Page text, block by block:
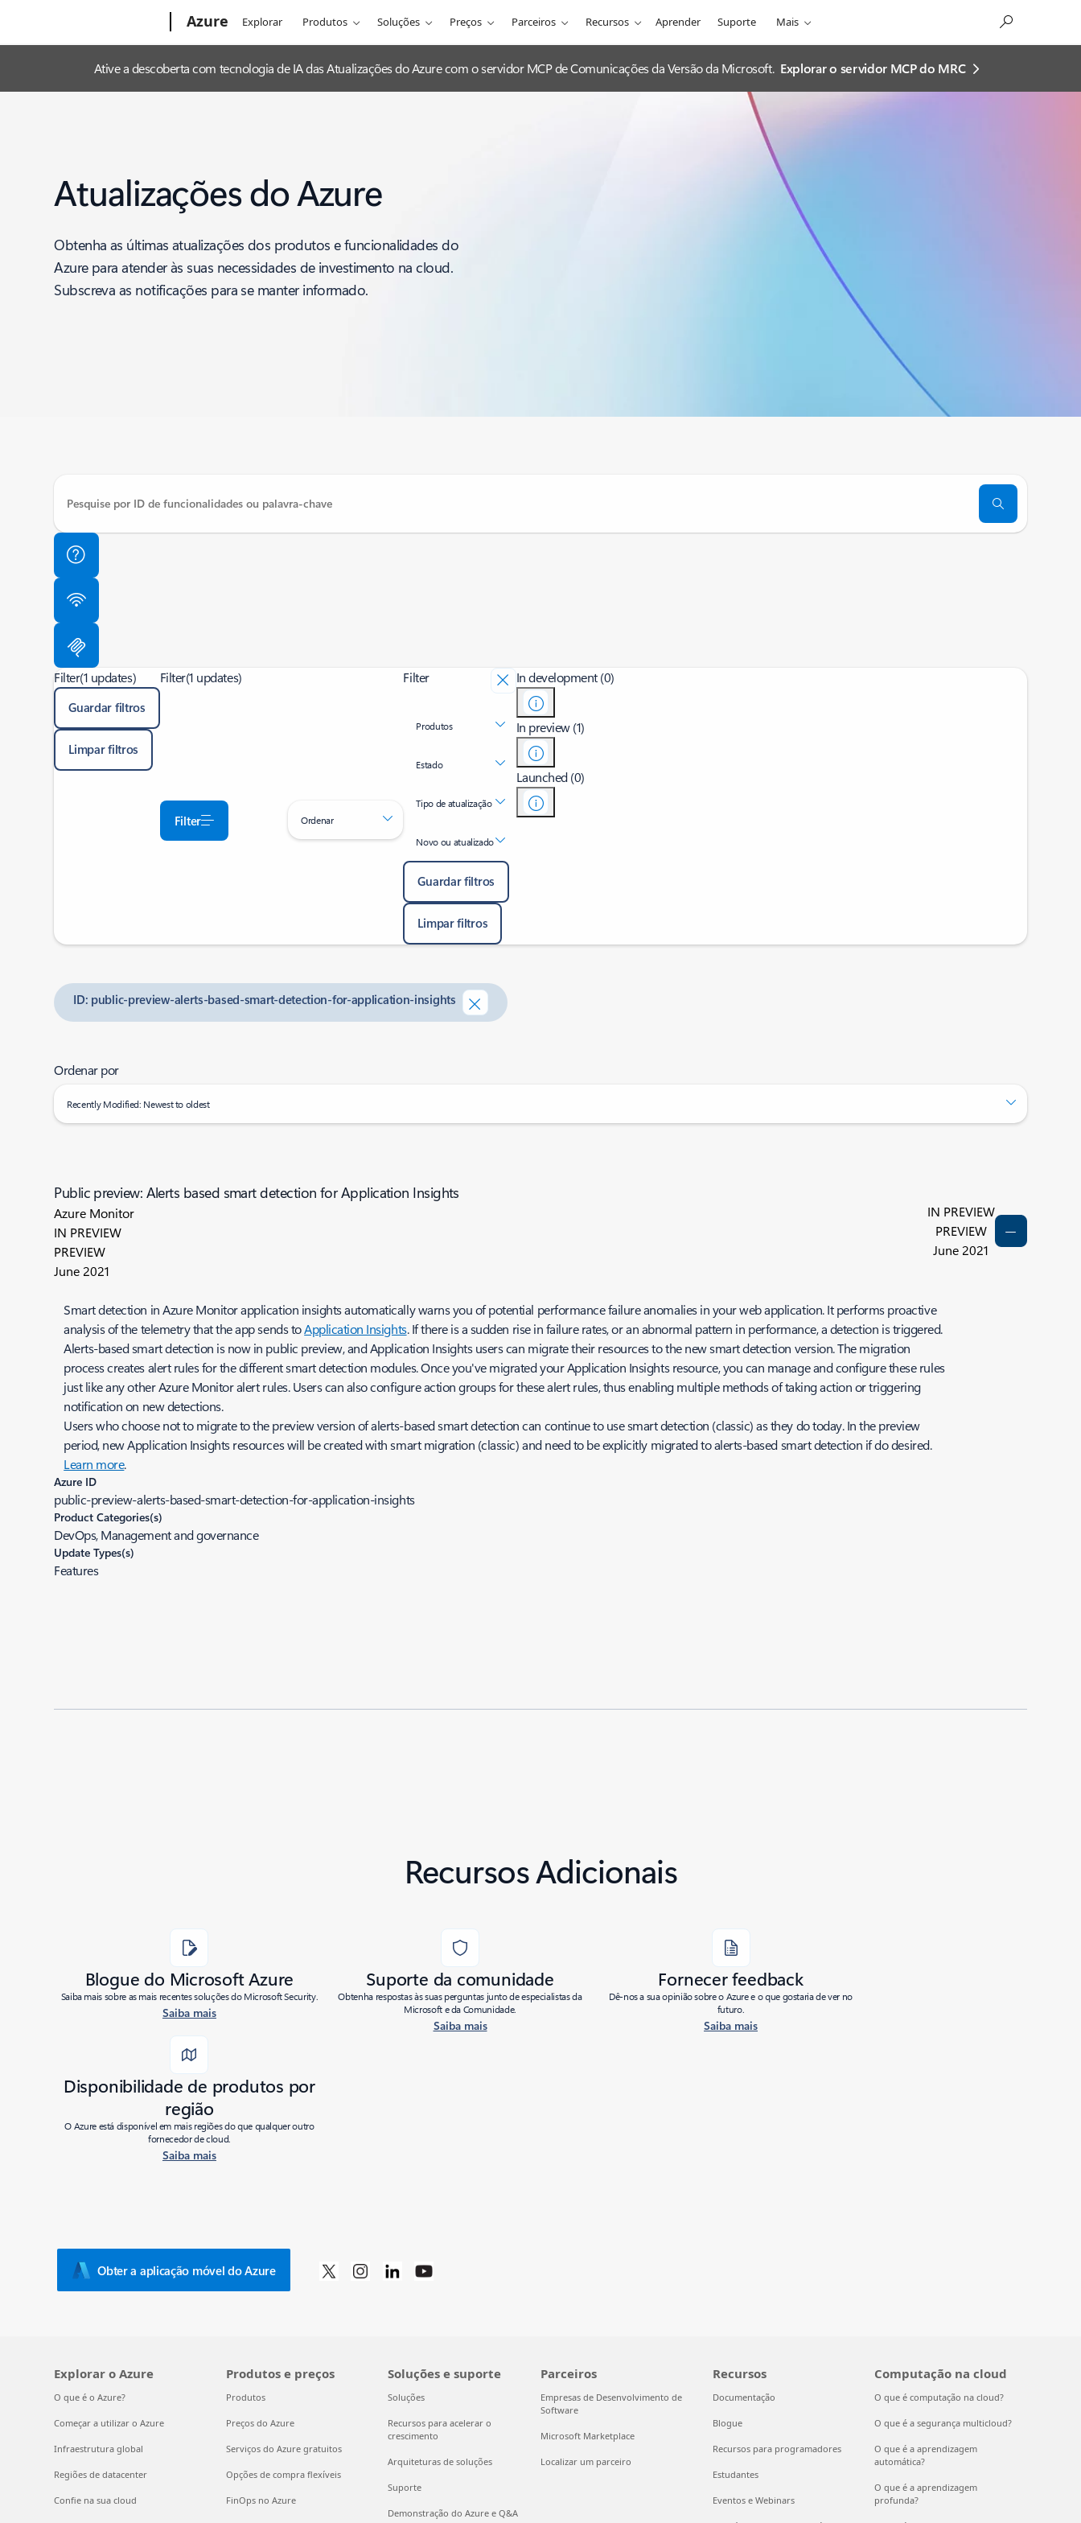
Azure Explorar Produtos Soluções Preços Parceiros Recursos Aprender Suporte Mais
Ative a descoberta com tecnologia de IA das Atualizações do Azure com o servidor MCP de Comunicações da Versão da Microsoft. Explorar o servidor MCP do MRC
Atualizações do Azure
Obtenha as últimas atualizações dos produtos e funcionalidades do
Azure para atender às suas necessidades de investimento na cloud.
Subscreva as notificações para se manter informado.
Filter(1 updates)
Guardar filtros
Limpar filtros
Filter(1 updates)
Filter Ordenar
Filter
Produtos
Estado
Tipo de atualização
Novo ou atualizado
Guardar filtros
Limpar filtros
In development (0)
In preview (1)
Launched (0)
ID: public-preview-alerts-based-smart-detection-for-application-insights
Ordenar por
Recently Modified: Newest to oldest
Public preview: Alerts based smart detection for Application Insights
Azure Monitor
IN PREVIEW
PREVIEW
June 2021
IN PREVIEW
PREVIEW
June 2021
Smart detection in Azure Monitor application insights automatically warns you of potential performance failure anomalies in your web application. It performs proactive
analysis of the telemetry that the app sends toApplication Insights. If there is a sudden rise in failure rates, or an abnormal pattern in performance, a detection is triggered.
Alerts-based smart detection is now in public preview, and Application Insights users can migrate their resources to the new smart detection version. The migration
process creates alert rules for the different smart detection modules. Once you've migrated your Application Insights resource, you can manage and configure these rules
just like any other Azure Monitor alert rules. Users can also configure action groups for these alert rules, thus enabling multiple methods of taking action or triggering
notification on new detections.
Users who choose not to migrate to the preview version of alerts-based smart detection can continue to use smart detection (classic) as they do today. In the preview
period, new Application Insights resources will be created with smart migration (classic) and need to be explicitly migrated to alerts-based smart detection if do desired.
Learn more.
Azure ID
public-preview-alerts-based-smart-detection-for-application-insights
Product Categories(s)
DevOps, Management and governance
Update Types(s)
Features
Recursos Adicionais
Blogue do Microsoft Azure
Saiba mais sobre as mais recentes soluções do Microsoft Security.
Saiba mais
Suporte da comunidade
Obtenha respostas às suas perguntas junto de especialistas da
Microsoft e da Comunidade.
Saiba mais
Fornecer feedback
Dê-nos a sua opinião sobre o Azure e o que gostaria de ver no
futuro.
Saiba mais
Disponibilidade de produtos por
região
O Azure está disponível em mais regiões do que qualquer outro
fornecedor de cloud.
Saiba mais
Obter a aplicação móvel do Azure
Explorar o Azure
O que é o Azure?
Começar a utilizar o Azure
Infraestrutura global
Regiões de datacenter
Confie na sua cloud
Produtos e preços
Produtos
Preços do Azure
Serviços do Azure gratuitos
Opções de compra flexíveis
FinOps no Azure
Soluções e suporte
Soluções
Recursos para acelerar o
crescimento
Arquiteturas de soluções
Suporte
Demonstração do Azure e Q&A
Parceiros
Empresas de Desenvolvimento de
Software
Microsoft Marketplace
Localizar um parceiro
Recursos
Documentação
Blogue
Recursos para programadores
Estudantes
Eventos e Webinars
Computação na cloud
O que é computação na cloud?
O que é a segurança multicloud?
O que é a aprendizagem
automática?
O que é a aprendizagem
profunda?